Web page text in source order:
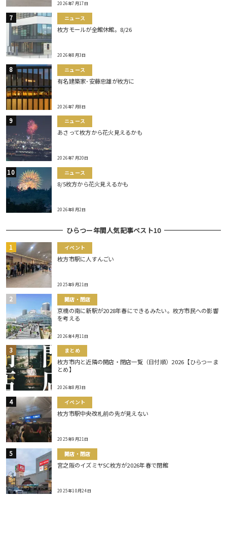
2026年7月17日
ニュース
枚方モールが全館休館。8/26
2026年8月3日
ニュース
有名建築家･安藤忠雄が枚方に
2026年7月8日
ニュース
あさって枚方から花火見えるかも
2026年7月20日
ニュース
8/5枚方から花火見えるかも
2026年8月2日
ひらつー年間人気記事ベスト10
イベント
枚方市駅に人すんごい
2025年9月21日
開店・閉店
京橋の南に新駅が2028年春にできるみたい。枚方市民への影響
を考える
2026年4月11日
まとめ
枚方市内と近隣の開店・閉店一覧（日付順）2026【ひらつーま
とめ】
2026年8月3日
イベント
枚方市駅中央改札前の先が見えない
2025年9月21日
開店・閉店
宮之阪のイズミヤSC枚方が2026年春で閉館
2025年10月24日